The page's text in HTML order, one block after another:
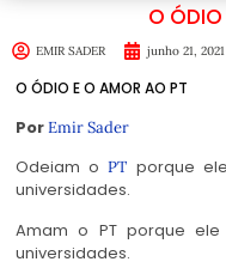
O
EMIR SADER junho 21, 2021
O ÓDIO E O AMOR AO PT
PorEmir Sader
Odeiam oPT porque
universidades.
Amam o PT porque
universidades.